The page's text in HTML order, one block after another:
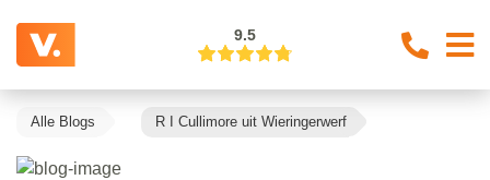
9.5
Alle Blogs R I Cullimore uit Wieringerwerf